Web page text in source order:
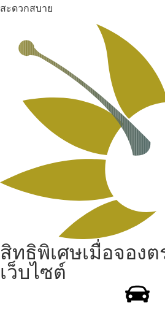
สะดวกสบาย
สิทธิพิเศษเมื่อจองต
เว็บไซต์